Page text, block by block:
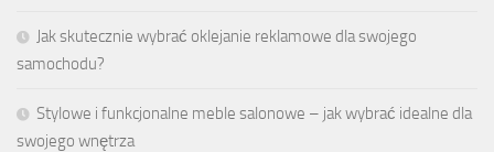
Jak skutecznie wybrać oklejanie reklamowe dla swojego
samochodu?
Stylowe i funkcjonalne meble salonowe – jak wybrać idealne dla
swojego wnętrza